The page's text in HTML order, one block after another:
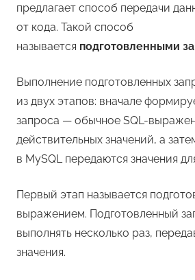
предлагает способ передачи
от кода. Такой способ
называется подготовленными
Выполнение подготовленных
из двух этапов: вначале
запроса — обычное SQL-
действительных значений, а
в MySQL передаются значения
Первый этап называется
выражением. Подготовленный
выполнять несколько раз,
значения.